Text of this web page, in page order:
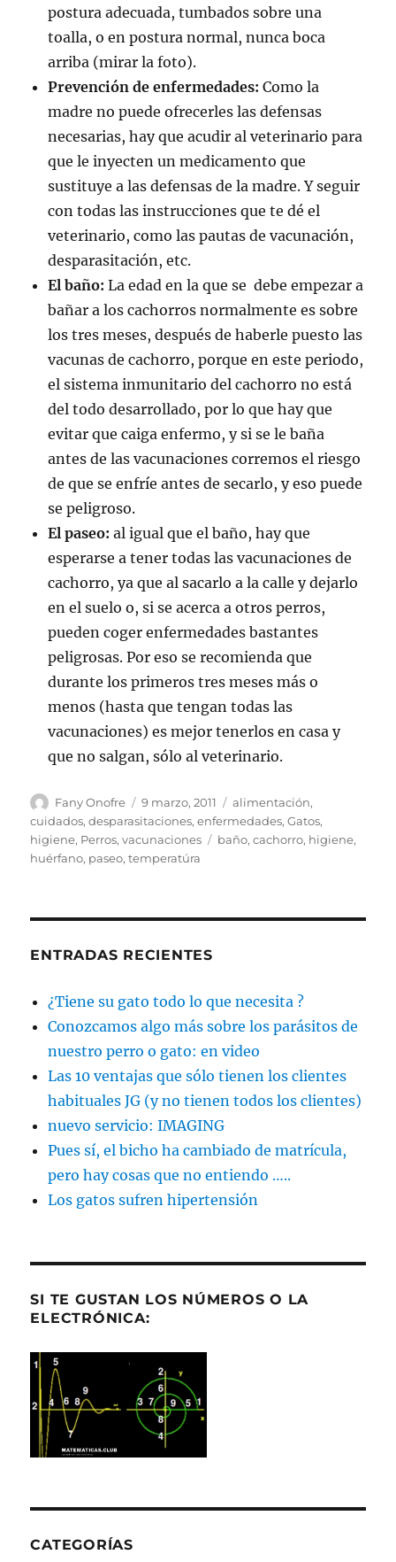
postura adecuada, tumbados sobre una
toalla, o en postura normal, nunca boca
arriba (mirar la foto).
Prevención de enfermedades: Como la
madre no puede ofrecerles las defensas
necesarias, hay que acudir al veterinario para
que le inyecten un medicamento que
sustituye a las defensas de la madre. Y seguir
con todas las instrucciones que te dé el
veterinario, como las pautas de vacunación,
desparasitación, etc.
El baño: La edad en la que se debe empezar a
bañar a los cachorros normalmente es sobre
los tres meses, después de haberle puesto las
vacunas de cachorro, porque en este periodo,
el sistema inmunitario del cachorro no está
del todo desarrollado, por lo que hay que
evitar que caiga enfermo, y si se le baña
antes de las vacunaciones corremos el riesgo
de que se enfríe antes de secarlo, y eso puede
se peligroso.
El paseo: al igual que el baño, hay que
esperarse a tener todas las vacunaciones de
cachorro, ya que al sacarlo a la calle y dejarlo
en el suelo o, si se acerca a otros perros,
pueden coger enfermedades bastantes
peligrosas. Por eso se recomienda que
durante los primeros tres meses más o
menos (hasta que tengan todas las
vacunaciones) es mejor tenerlos en casa y
que no salgan, sólo al veterinario.
Autor
Fany Onofre
Publicado
el
9 marzo, 2011 Categorías
alimentación,
cuidados,desparasitaciones,enfermedades,Gatos,
higiene, Perros,vacunaciones Etiquetas
baño,cachorro, higiene,
huérfano, paseo,temperatúra
ENTRADAS RECIENTES
¿Tiene su gato todo lo que necesita ?
Conozcamos algo más sobre los parásitos de
nuestro perro o gato: en video
Las 10 ventajas que sólo tienen los clientes
habituales JG (y no tienen todos los clientes)
nuevo servicio: IMAGING
Pues sí, el bicho ha cambiado de matrícula,
pero hay cosas que no entiendo …..
Los gatos sufren hipertensión
SI TE GUSTAN LOS NÚMEROS O LA
ELECTRÓNICA:
CATEGORÍAS